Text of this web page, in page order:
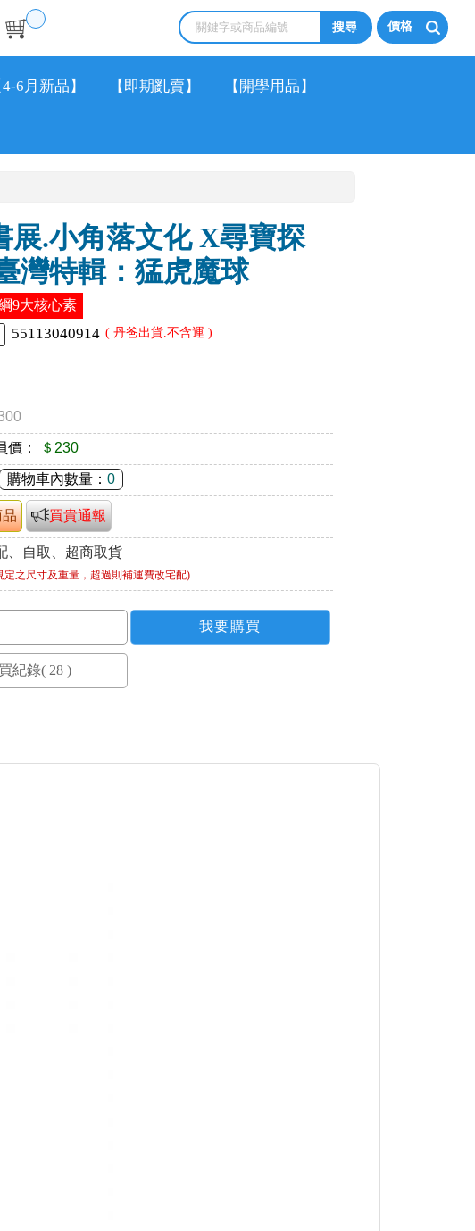
價格
4-6月新品】 【即期亂賣】 【開學用品】
展.小角落文化 X尋寶探
灣特輯：猛虎魔球
9大核心素
55113040914 ( 丹爸出貨.不含運 )
價： ＄230
購物車內數量：0
品 買貴通報
、自取、超商取貨
定之尺寸及重量，超過則補運費改宅配)